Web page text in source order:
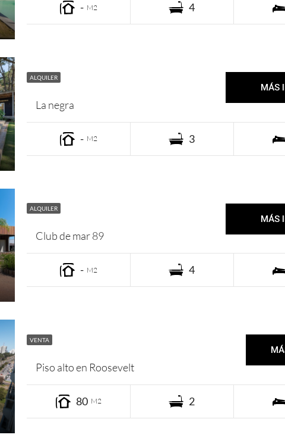
- M2 4
ALQUILER
La negra
- M2 3
1a de Enero
MÁS
ALQUILER
Club de mar 89
- M2 4
1a de Enero
MÁS
VENTA
Piso alto en Roosevelt
80 M2 2
Venta